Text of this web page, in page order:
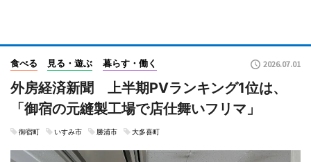
食べる 見る・遊ぶ 暮らす・働く 2026.07.01
外房経済新聞 上半期PVランキング1位は、
「御宿の元縫製工場で店仕舞いフリマ」
御宿町 いすみ市 勝浦市 大多喜町